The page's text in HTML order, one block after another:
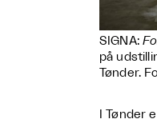
SIGNA:
på
Tønder.
I Tønder